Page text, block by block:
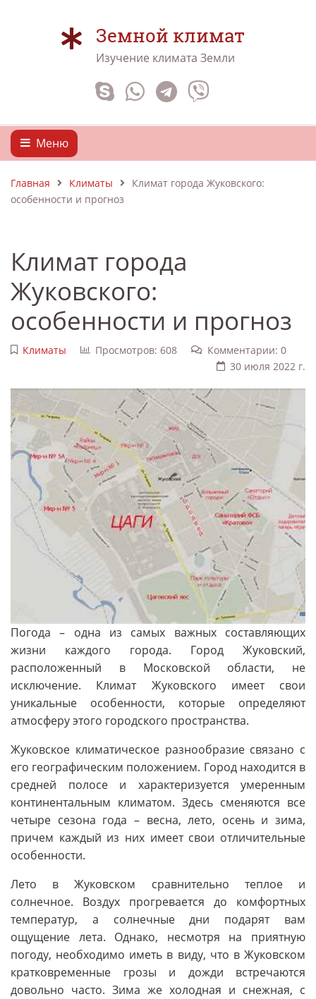
Земной климат
Изучение климата Земли
Меню
Главная Климаты
Климат города Жуковского:
особенности и прогноз
Климат города
Жуковского:
особенности и прогноз
Климаты Просмотров: 608
Комментарии: 0
30 июля 2022 г.
Погода – одна из самых важных составляющих
жизни каждого города. Город Жуковский,
расположенный в Московской области, не
исключение. Климат Жуковского имеет свои
уникальные особенности, которые определяют
атмосферу этого городского пространства.
Жуковское климатическое разнообразие связано с
его географическим положением. Город находится в
средней полосе и характеризуется умеренным
континентальным климатом. Здесь сменяются все
четыре сезона года – весна, лето, осень и зима,
причем каждый из них имеет свои отличительные
особенности.
Лето в Жуковском сравнительно теплое и
солнечное. Воздух прогревается до комфортных
температур, а солнечные дни подарят вам
ощущение лета. Однако, несмотря на приятную
погоду, необходимо иметь в виду, что в Жуковском
кратковременные грозы и дожди встречаются
довольно часто. Зима же холодная и снежная, с